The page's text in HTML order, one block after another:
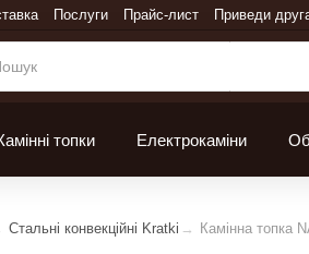
Послуги Прайс-лист Приведи
топки Електрокаміни
Стальні конвекційні Kratki Камінна топка